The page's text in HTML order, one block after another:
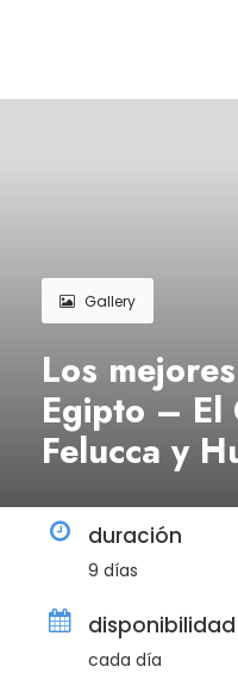
Gallery
Los
Egipto – El
Felucca y
duración
9 días
disponibilidad
cada día